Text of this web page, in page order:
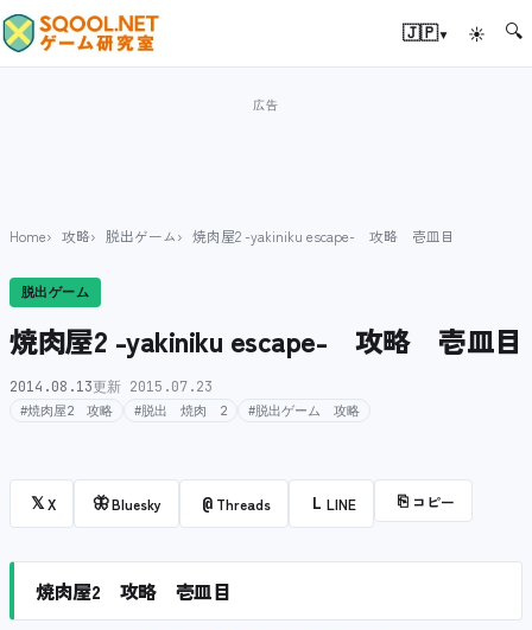
🇯🇵▾ ☀ 🔍
Home 攻略 脱出ゲーム 焼肉屋2 -yakiniku escape- 攻略 壱皿目
脱出ゲーム
焼肉屋2 -yakiniku escape- 攻略 壱皿目
2014.08.13更新 2015.07.23
#焼肉屋2 攻略 #脱出 焼肉 2 #脱出ゲーム 攻略
𝕏X 🦋Bluesky @ Threads L LINE ⎘ コピー
焼肉屋2 攻略 壱皿目